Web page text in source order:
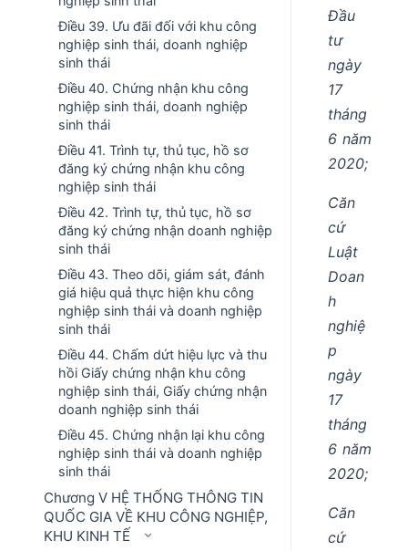
Điều 39. Ưu đãi đối với khu công
nghiệp sinh thái, doanh nghiệp
sinh thái
Điều 40. Chứng nhận khu công
nghiệp sinh thái, doanh nghiệp
sinh thái
Điều 41. Trình tự, thủ tục, hồ sơ
đăng ký chứng nhận khu công
nghiệp sinh thái
Điều 42. Trình tự, thủ tục, hồ sơ
đăng ký chứng nhận doanh nghiệp
sinh thái
Điều 43. Theo dõi, giám sát, đánh
giá hiệu quả thực hiện khu công
nghiệp sinh thái và doanh nghiệp
sinh thái
Điều 44. Chấm dứt hiệu lực và thu
hồi Giấy chứng nhận khu công
nghiệp sinh thái, Giấy chứng nhận
doanh nghiệp sinh thái
Điều 45. Chứng nhận lại khu công
nghiệp sinh thái và doanh nghiệp
sinh thái
Chương V HỆ THỐNG THÔNG TIN
QUỐC GIA VỀ KHU CÔNG NGHIỆP,
KHU KINH TẾ
Đầu
tư
ngày
17
tháng
6 năm
2020;
Căn
cứ
Luật
Doan
h
nghiệ
p
ngày
17
tháng
6 năm
2020;
Căn
cứ